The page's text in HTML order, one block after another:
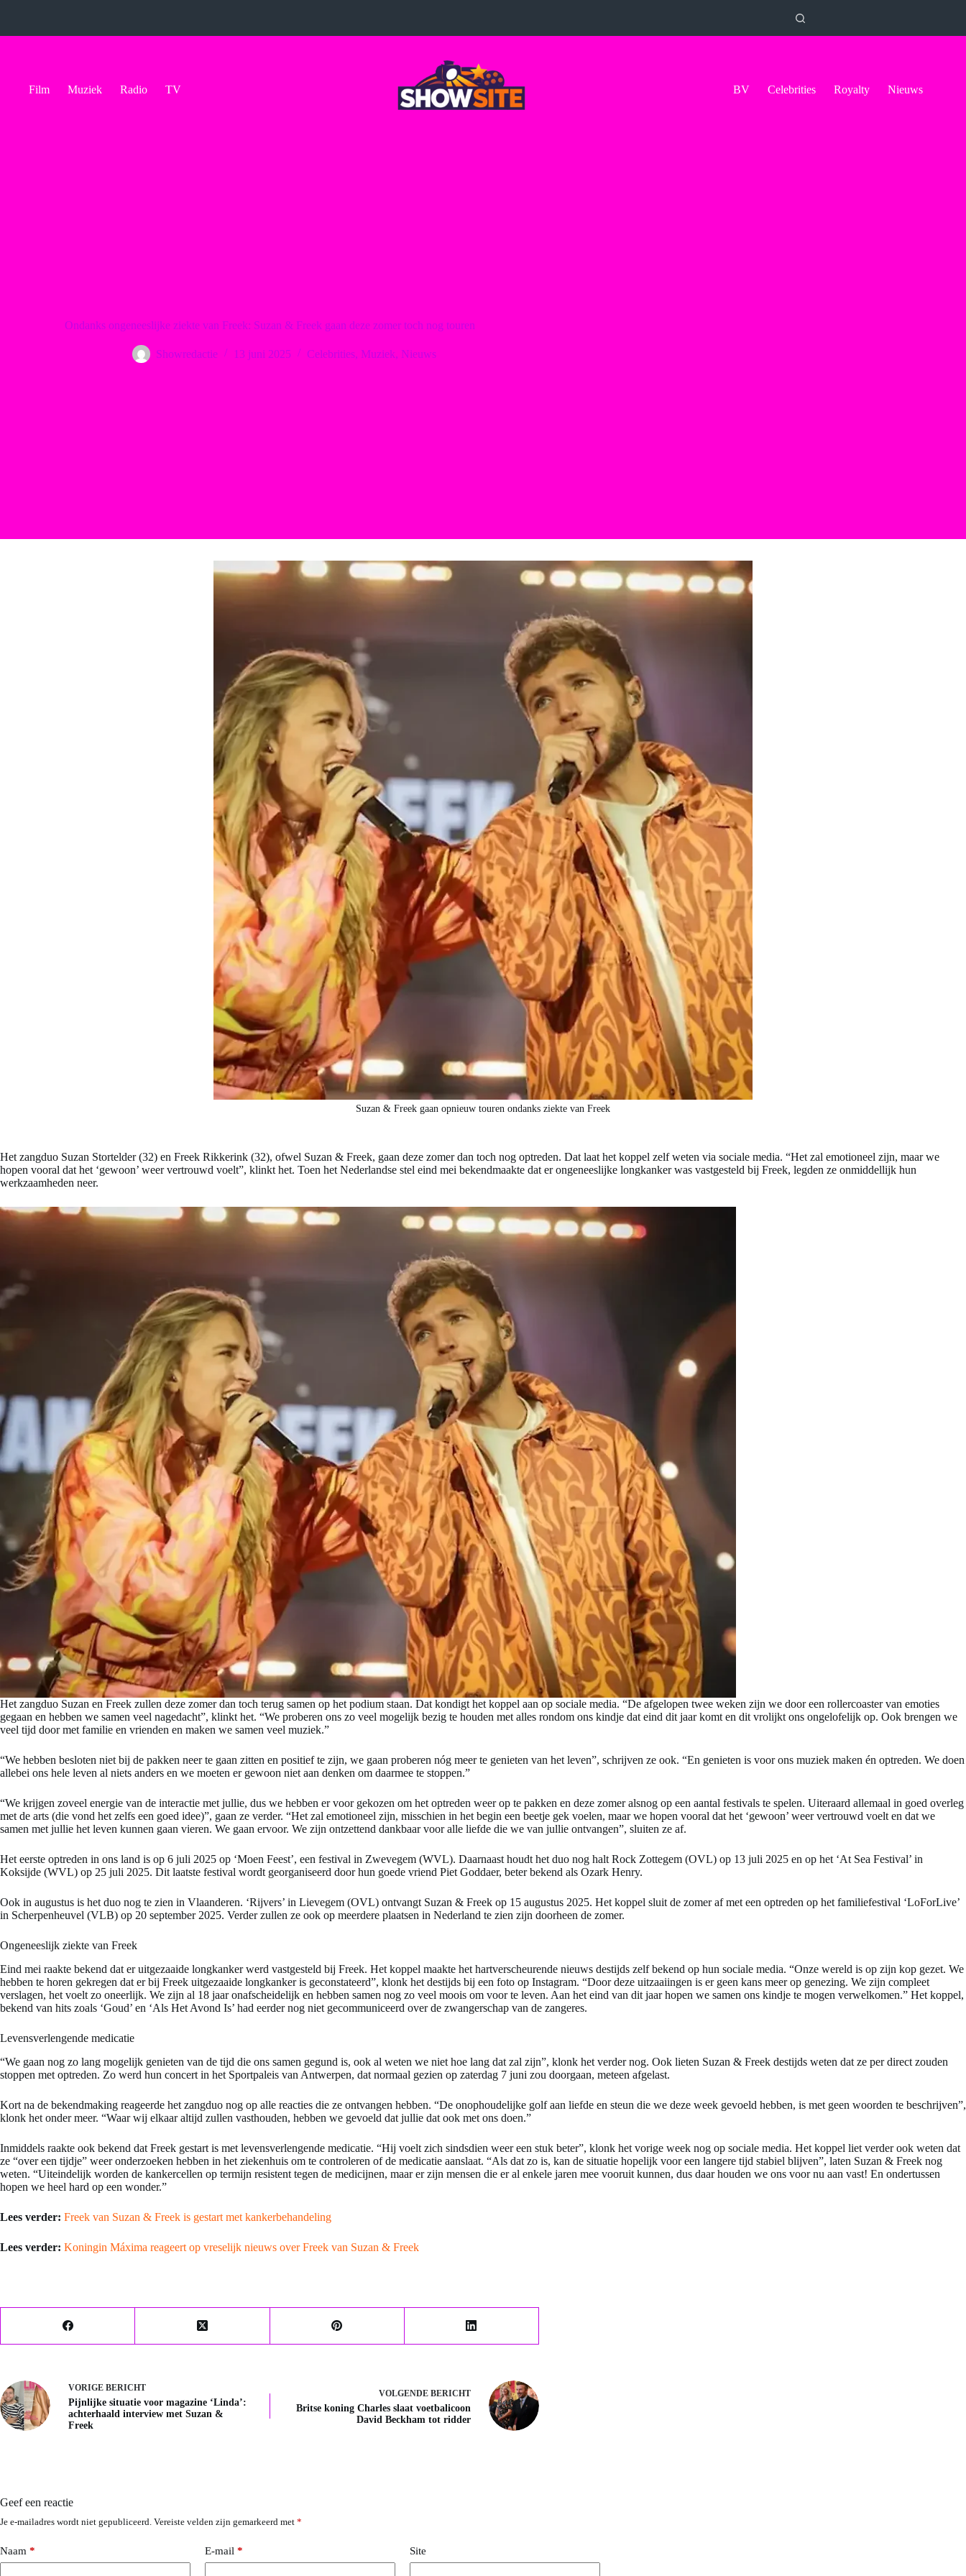
Film Muziek Radio TV BV Celebrities Royalty Nieuws
Ondanks ongeneeslijke ziekte van Freek: Suzan & Freek gaan deze zomer toch nog touren
Showredactie 13 juni 2025 Celebrities, Muziek, Nieuws
Suzan & Freek gaan opnieuw touren ondanks ziekte van Freek
Het zangduo Suzan Stortelder (32) en Freek Rikkerink (32), ofwel Suzan & Freek, gaan deze zomer dan toch nog optreden. Dat laat het koppel zelf weten via sociale media. “Het zal emotioneel zijn, maar we
hopen vooral dat het ‘gewoon’ weer vertrouwd voelt”, klinkt het. Toen het Nederlandse stel eind mei bekendmaakte dat er ongeneeslijke longkanker was vastgesteld bij Freek, legden ze onmiddellijk hun
werkzaamheden neer.
Het zangduo Suzan en Freek zullen deze zomer dan toch terug samen op het podium staan. Dat kondigt het koppel aan op sociale media. “De afgelopen twee weken zijn we door een rollercoaster van emoties
gegaan en hebben we samen veel nagedacht”, klinkt het. “We proberen ons zo veel mogelijk bezig te houden met alles rondom ons kindje dat eind dit jaar komt en dit vrolijkt ons ongelofelijk op. Ook brengen we
veel tijd door met familie en vrienden en maken we samen veel muziek.”
“We hebben besloten niet bij de pakken neer te gaan zitten en positief te zijn, we gaan proberen nóg meer te genieten van het leven”, schrijven ze ook. “En genieten is voor ons muziek maken én optreden. We doen
allebei ons hele leven al niets anders en we moeten er gewoon niet aan denken om daarmee te stoppen.”
“We krijgen zoveel energie van de interactie met jullie, dus we hebben er voor gekozen om het optreden weer op te pakken en deze zomer alsnog op een aantal festivals te spelen. Uiteraard allemaal in goed overleg
met de arts (die vond het zelfs een goed idee)”, gaan ze verder. “Het zal emotioneel zijn, misschien in het begin een beetje gek voelen, maar we hopen vooral dat het ‘gewoon’ weer vertrouwd voelt en dat we
samen met jullie het leven kunnen gaan vieren. We gaan ervoor. We zijn ontzettend dankbaar voor alle liefde die we van jullie ontvangen”, sluiten ze af.
Het eerste optreden in ons land is op 6 juli 2025 op ‘Moen Feest’, een festival in Zwevegem (WVL). Daarnaast houdt het duo nog halt Rock Zottegem (OVL) op 13 juli 2025 en op het ‘At Sea Festival’ in
Koksijde (WVL) op 25 juli 2025. Dit laatste festival wordt georganiseerd door hun goede vriend Piet Goddaer, beter bekend als Ozark Henry.
Ook in augustus is het duo nog te zien in Vlaanderen. ‘Rijvers’ in Lievegem (OVL) ontvangt Suzan & Freek op 15 augustus 2025. Het koppel sluit de zomer af met een optreden op het familiefestival ‘LoForLive’
in Scherpenheuvel (VLB) op 20 september 2025. Verder zullen ze ook op meerdere plaatsen in Nederland te zien zijn doorheen de zomer.
Ongeneeslijk ziekte van Freek
Eind mei raakte bekend dat er uitgezaaide longkanker werd vastgesteld bij Freek. Het koppel maakte het hartverscheurende nieuws destijds zelf bekend op hun sociale media. “Onze wereld is op zijn kop gezet. We
hebben te horen gekregen dat er bij Freek uitgezaaide longkanker is geconstateerd”, klonk het destijds bij een foto op Instagram. “Door deze uitzaaiingen is er geen kans meer op genezing. We zijn compleet
verslagen, het voelt zo oneerlijk. We zijn al 18 jaar onafscheidelijk en hebben samen nog zo veel moois om voor te leven. Aan het eind van dit jaar hopen we samen ons kindje te mogen verwelkomen.” Het koppel,
bekend van hits zoals ‘Goud’ en ‘Als Het Avond Is’ had eerder nog niet gecommuniceerd over de zwangerschap van de zangeres.
Levensverlengende medicatie
“We gaan nog zo lang mogelijk genieten van de tijd die ons samen gegund is, ook al weten we niet hoe lang dat zal zijn”, klonk het verder nog. Ook lieten Suzan & Freek destijds weten dat ze per direct zouden
stoppen met optreden. Zo werd hun concert in het Sportpaleis van Antwerpen, dat normaal gezien op zaterdag 7 juni zou doorgaan, meteen afgelast.
Kort na de bekendmaking reageerde het zangduo nog op alle reacties die ze ontvangen hebben. “De onophoudelijke golf aan liefde en steun die we deze week gevoeld hebben, is met geen woorden te beschrijven”,
klonk het onder meer. “Waar wij elkaar altijd zullen vasthouden, hebben we gevoeld dat jullie dat ook met ons doen.”
Inmiddels raakte ook bekend dat Freek gestart is met levensverlengende medicatie. “Hij voelt zich sindsdien weer een stuk beter”, klonk het vorige week nog op sociale media. Het koppel liet verder ook weten dat
ze “over een tijdje” weer onderzoeken hebben in het ziekenhuis om te controleren of de medicatie aanslaat. “Als dat zo is, kan de situatie hopelijk voor een langere tijd stabiel blijven”, laten Suzan & Freek nog
weten. “Uiteindelijk worden de kankercellen op termijn resistent tegen de medicijnen, maar er zijn mensen die er al enkele jaren mee vooruit kunnen, dus daar houden we ons voor nu aan vast! En ondertussen
hopen we heel hard op een wonder.”
Lees verder: Freek van Suzan & Freek is gestart met kankerbehandeling
Lees verder: Koningin Máxima reageert op vreselijk nieuws over Freek van Suzan & Freek
VORIGE BERICHT
Pijnlijke situatie voor magazine ‘Linda’:
achterhaald interview met Suzan &
Freek
VOLGENDE BERICHT
Britse koning Charles slaat voetbalicoon
David Beckham tot ridder
Geef een reactie
Je e-mailadres wordt niet gepubliceerd. Vereiste velden zijn gemarkeerd met *
Naam * E-mail * Site